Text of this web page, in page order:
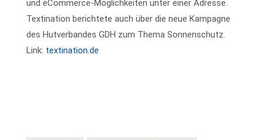
und eCommerce-Möglichkeiten unter einer Adresse.
Textination berichtete auch über die neue Kampagne
des Hutverbandes GDH zum Thema Sonnenschutz.
Link: textination.de